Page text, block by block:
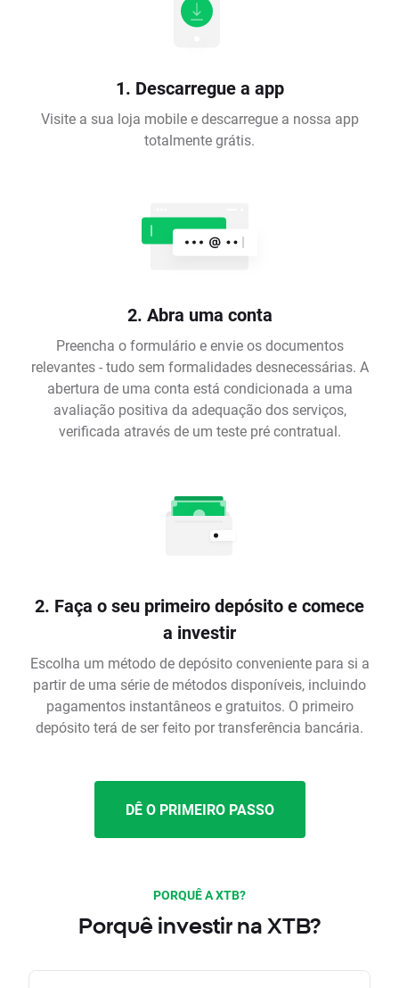
1. Descarregue a app
Visite a sua loja mobile e descarregue a nossa app
totalmente grátis.
2. Abra uma conta
Preencha o formulário e envie os documentos
relevantes - tudo sem formalidades desnecessárias. A
abertura de uma conta está condicionada a uma
avaliação positiva da adequação dos serviços,
verificada através de um teste pré contratual.
2. Faça o seu primeiro depósito e comece
a investir
Escolha um método de depósito conveniente para si a
partir de uma série de métodos disponíveis, incluindo
pagamentos instantâneos e gratuitos. O primeiro
depósito terá de ser feito por transferência bancária.
DÊ O PRIMEIRO PASSO
PORQUÊ A XTB?
Porquê investir na XTB?